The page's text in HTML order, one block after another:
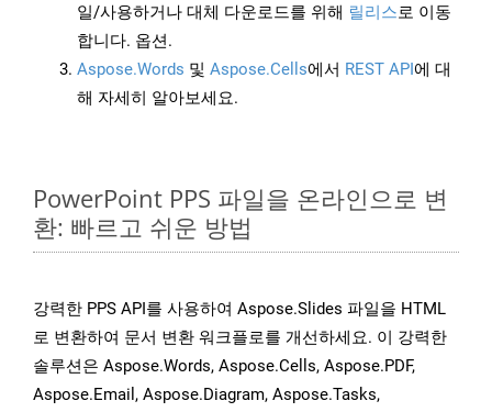
일/사용하거나 대체 다운로드를 위해 릴리스로 이동
합니다. 옵션.
Aspose.Words 및 Aspose.Cells에서 REST API에 대
해 자세히 알아보세요.
PowerPoint PPS 파일을 온라인으로 변
환: 빠르고 쉬운 방법
강력한 PPS API를 사용하여 Aspose.Slides 파일을 HTML
로 변환하여 문서 변환 워크플로를 개선하세요. 이 강력한
솔루션은 Aspose.Words, Aspose.Cells, Aspose.PDF,
Aspose.Email, Aspose.Diagram, Aspose.Tasks,